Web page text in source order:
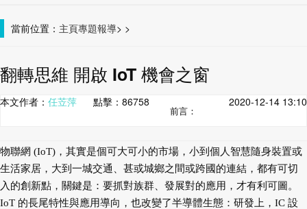
當前位置： 主頁 >
專題報導 >
翻轉思維 開啟 IoT 機會之窗
本文作者： 任苙萍 點擊： 86758 2020-12-14 13:10
前言：
物聯網 (IoT)，其實是個可大可小的市場，小到個人智慧隨身裝置或
生活家居，大到一城交通、甚或城鄉之間或跨國的連結，都有可切
入的創新點，關鍵是：要抓對族群、發展對的應用，才有利可圖。
IoT 的長尾特性與應用導向，也改變了半導體生態：研發上，IC 設